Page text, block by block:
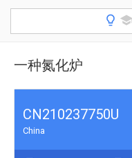
一种氮化炉
CN210237750U
China